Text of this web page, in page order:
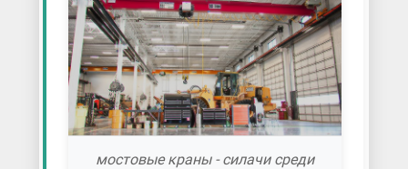
мостовые краны - силачи среди